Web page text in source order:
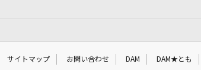
サイトマップ お問い合わせ DAM DAM★とも